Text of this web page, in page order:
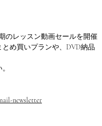
のレッスン動画セールを開催
め買いプランや、DVD納品
newsletter